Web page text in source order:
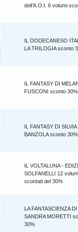
dell’A.O.I. 6 volumi
IL DODECANESO
LA TRILOGIA sconto
IL FANTASY DI
FUSCONI sconto 30%
IL FANTASY DI SILVIA
BANZOLA sconto 30%
IL VOLTALUNA -
SOLFANELLI 12
scontati del 30%
LA FANTASCIENZA DI
SANDRA MORETTI
30%